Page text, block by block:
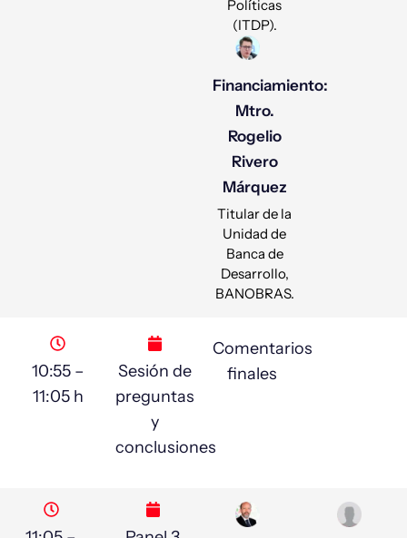
Políticas
(ITDP).
Financiamiento:
Mtro.
Rogelio
Rivero
Márquez
Titular de la
Unidad de
Banca de
Desarrollo,
BANOBRAS.
10:55 –
11:05 h
Sesión de
preguntas
y
conclusiones
Comentarios
finales